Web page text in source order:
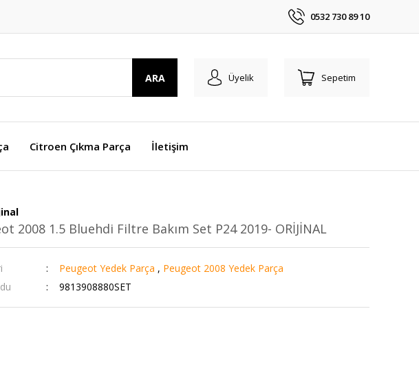
0532 730 89 10
ARA Üyelik Sepetim
Citroen Çıkma Parça İletişim
2008 1.5 Bluehdi Filtre Bakım Set P24 2019- ORİJİNAL
Peugeot Yedek Parça , Peugeot 2008 Yedek Parça
9813908880SET